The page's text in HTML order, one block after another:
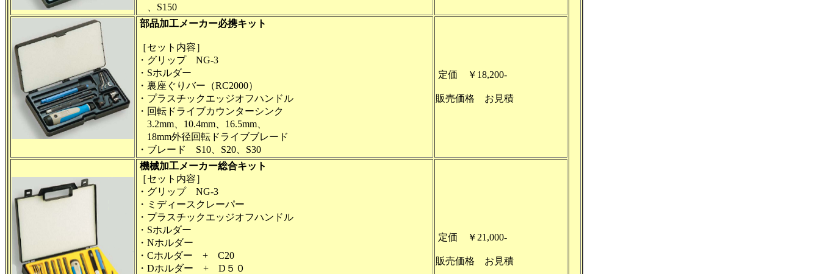
、S150
部品加工メーカー必携キット
［セット内容］
・グリップ NG-3
・Sホルダー
・裏座ぐりバー（RC2000）
・プラスチックエッジオフハンドル
・回転ドライブカウンターシンク
3.2mm、10.4mm、16.5mm、
18mm外径回転ドライブブレード
・ブレード S10、S20、S30
定価 ￥18,200-
販売価格 お見積
機械加工メーカー総合キット
［セット内容］
・グリップ NG-3
・ミディースクレーパー
・プラスチックエッジオフハンドル
・Sホルダー
・Nホルダー
・Cホルダー + C20
・Dホルダー + D５０
定価 ￥21,000-
販売価格 お見積